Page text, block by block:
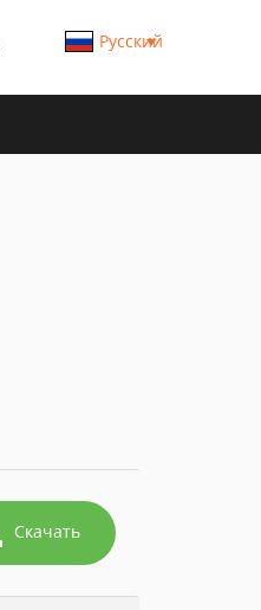
Русский
Скачать